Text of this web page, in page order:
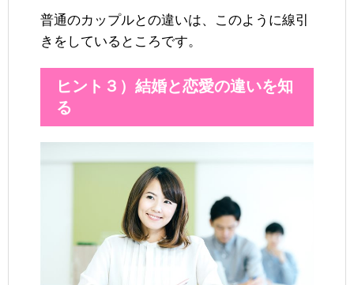
普通のカップルとの違いは、このように線引
きをしているところです。
ヒント３）結婚と恋愛の違いを知
る